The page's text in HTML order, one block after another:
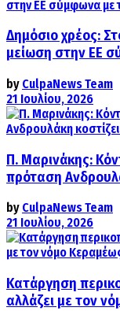
Δημόσιο χρέος:
μείωση στην ΕΕ
by CulpaNews Team
21 Ιουλίου, 2026
Π. Μαρινάκης:
πρόταση
by CulpaNews Team
21 Ιουλίου, 2026
Κατάργηση
αλλάζει με τον